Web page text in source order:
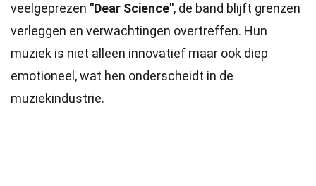
veelgeprezen "Dear Science", de band blijft grenzen
verleggen en verwachtingen overtreffen. Hun
muziek is niet alleen innovatief maar ook diep
emotioneel, wat hen onderscheidt in de
muziekindustrie.